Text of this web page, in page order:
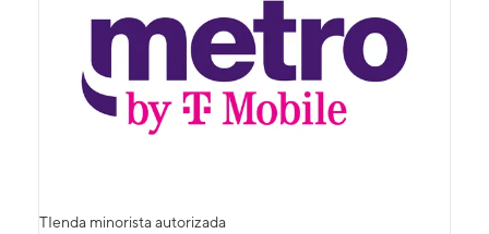
TIenda minorista autorizada